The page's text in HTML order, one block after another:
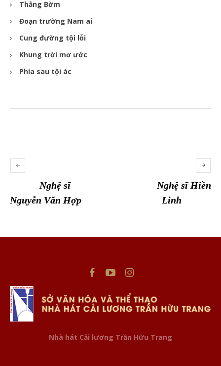
Thằng Bờm
Đoạn trường Nam ai
Cung đường tội lỗi
Khung trời mơ ước
Phía sau tội ác
Nghệ sĩ
Nguyễn Văn Hợp
Nghệ sĩ Hiền
Linh
Nhà hát Cải lương Trần Hữu Trang
This website uses cookies to improve your experience. We'll
assume you're ok with this, but you can opt-out if you wish.